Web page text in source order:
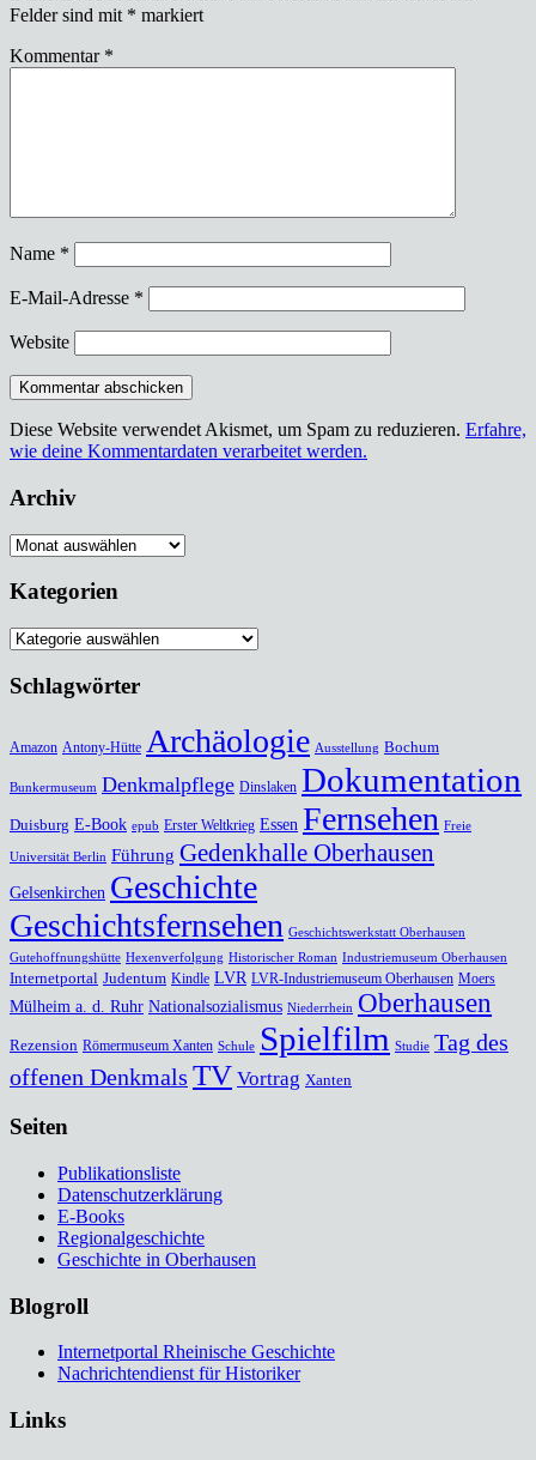
Felder sind mit * markiert
Kommentar *
Name *
E-Mail-Adresse *
Website
Diese Website verwendet Akismet, um Spam zu reduzieren. Erfahre,
wie deine Kommentardaten verarbeitet werden.
Archiv
Archiv
Kategorien
Kategorien
Schlagwörter
Amazon Antony-Hütte Archäologie Ausstellung Bochum
Bunkermuseum Denkmalpflege Dinslaken Dokumentation
Duisburg E-Book epub Erster Weltkrieg Essen Fernsehen Freie
Universität Berlin Führung Gedenkhalle Oberhausen
Gelsenkirchen Geschichte
Geschichtsfernsehen Geschichtswerkstatt Oberhausen
Gutehoffnungshütte Hexenverfolgung Historischer Roman Industriemuseum Oberhausen
Internetportal Judentum Kindle LVR LVR-Industriemuseum Oberhausen Moers
Mülheim a. d. Ruhr Nationalsozialismus Niederrhein Oberhausen
Rezension Römermuseum Xanten Schule Spielfilm Studie Tag des
offenen Denkmals TV Vortrag Xanten
Seiten
Publikationsliste
Datenschutzerklärung
E-Books
Regionalgeschichte
Geschichte in Oberhausen
Blogroll
Internetportal Rheinische Geschichte
Nachrichtendienst für Historiker
Links